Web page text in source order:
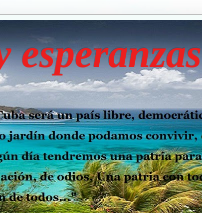
esperanzas